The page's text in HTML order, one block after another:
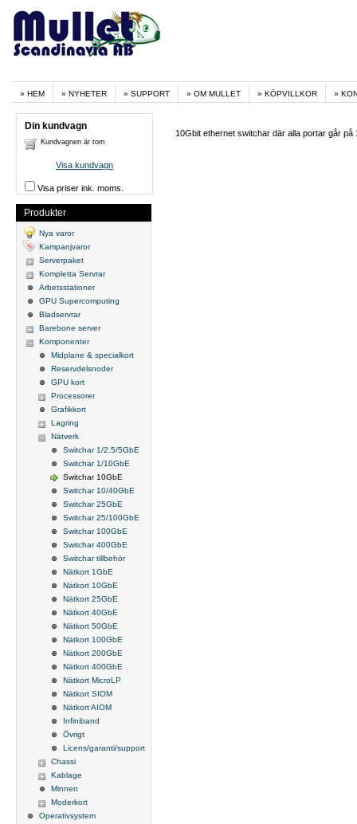
HEM NYHETER SUPPORT OM MULLET KÖPVILLKOR
10Gbit ethernet switchar där alla portar går på
Din kundvagn
Kundvagnen är tom
Visa kundvagn
Visa priser ink. moms.
Produkter
Nya varor
Kampanjvaror
Serverpaket
Kompletta Servrar
Arbetsstationer
GPU Supercomputing
Bladservrar
Barebone server
Komponenter
Midplane & specialkort
Reservdelsnoder
GPU kort
Processorer
Grafikkort
Lagring
Nätverk
Switchar 1/2.5/5GbE
Switchar 1/10GbE
Switchar 10GbE
Switchar 10/40GbE
Switchar 25GbE
Switchar 25/100GbE
Switchar 100GbE
Switchar 400GbE
Switchar tillbehör
Nätkort 1GbE
Nätkort 10GbE
Nätkort 25GbE
Nätkort 40GbE
Nätkort 50GbE
Nätkort 100GbE
Nätkort 200GbE
Nätkort 400GbE
Nätkort MicroLP
Nätkort SIOM
Nätkort AIOM
Infiniband
Övrigt
Licens/garanti/support
Chassi
Kablage
Minnen
Moderkort
Operativsystem